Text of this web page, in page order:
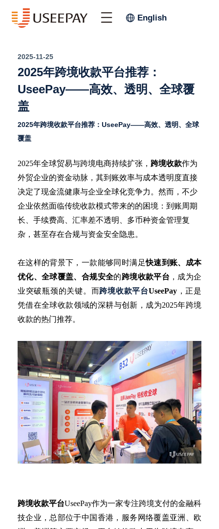
English
2025-11-25
2025年跨境收款平台推荐：
UseePay——高效、透明、全球覆
盖
2025年跨境收款平台推荐：UseePay——高效、透明、全球
覆盖
2025年全球贸易与跨境电商持续扩张， 跨境收款作为
外贸企业的资金动脉，其到账效率与成本透明度直接
决定了现金流健康与企业全球化竞争力。然而，不少
企业依然面临传统收款模式带来的的困境：到账周期
长、手续费高、汇率差不透明、多币种资金管理复
杂，甚至存在合规与资金安全隐患。
在这样的背景下，一款能够同时满足快速到账、成本
优化、全球覆盖、合规安全的跨境收款平台 ，成为企
业突破瓶颈的关键。而跨境收款平台UseePay，正是
凭借在全球收款领域的深耕与创新，成为2025年跨境
收款的热门推荐。
跨境收款平台UseePay作为一家专注跨境支付的金融科
技企业，总部位于中国香港，服务网络覆盖亚洲、欧